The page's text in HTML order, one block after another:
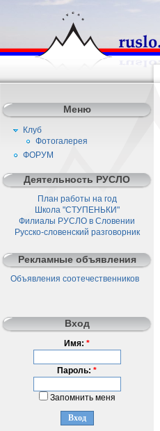
Меню
Клуб
Фотогалерея
ФОРУМ
Деятельность РУСЛО
План работы на год
Школа "СТУПЕНЬКИ"
Филиалы РУСЛО в Словении
Русско-словенский разговорник
Рекламные объявления
Объявления соотечественников
Вход
Имя: *
Пароль: *
Запомнить меня